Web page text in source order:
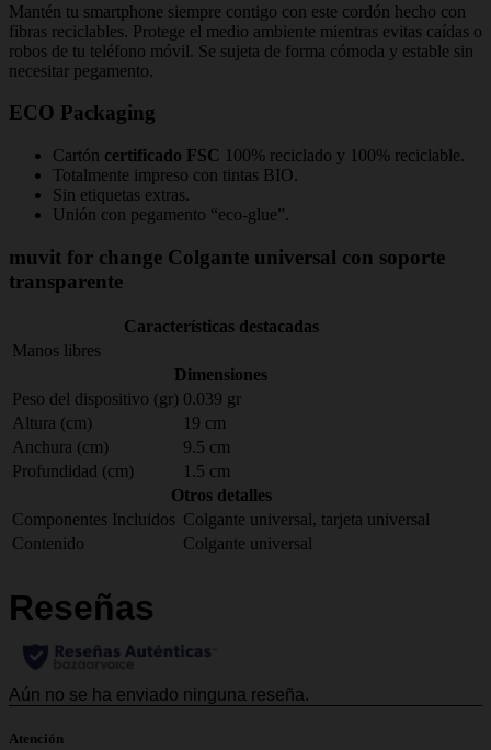
Mantén tu smartphone siempre contigo con este cordón hecho con
fibras reciclables. Protege el medio ambiente mientras evitas caídas o
robos de tu teléfono móvil. Se sujeta de forma cómoda y estable sin
necesitar pegamento.
ECO Packaging
Cartón certificado FSC 100% reciclado y 100% reciclable.
Totalmente impreso con tintas BIO.
Sin etiquetas extras.
Unión con pegamento “eco-glue”.
muvit for change Colgante universal con soporte
transparente
Características destacadas
Manos libres
Dimensiones
Peso del dispositivo (gr) 0.039 gr
Altura (cm)
19 cm
Anchura (cm)
9.5 cm
Profundidad (cm)
1.5 cm
Otros detalles
Componentes Incluidos Colgante universal, tarjeta universal
Contenido
Colgante universal
Atención